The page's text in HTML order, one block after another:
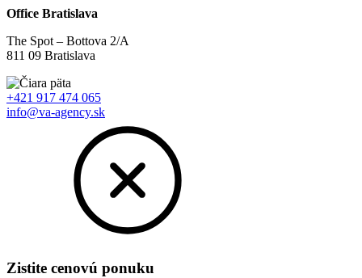
Office Bratislava
The Spot – Bottova 2/A
811 09 Bratislava
+421 917 474 065
info@va-agency.sk
Zistite cenovú ponuku